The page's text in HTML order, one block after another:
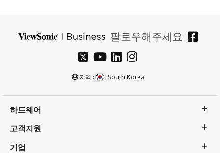
팔로우해주세요
지역 : South Korea
하드웨어
고객지원
기업